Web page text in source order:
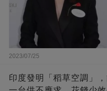
2023/07/25
印度發明「稻草空調」